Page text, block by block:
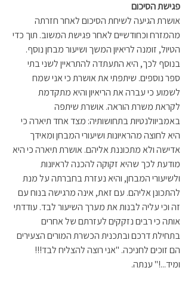
פגישת הסיכום
אושרת הגיעה לשיחת הסיכום לאחר חזרתה
מהמזרח וכחודשיים לאחר פגישת המשוב. תוך כדי
הטיול, זומנה לריאיון המשך ושיעור מבחן נוסף.
בנוסף לכך, היא התעתדה להתראיין לשני בתי
ספר נוספים. שיתפתי את אושרת כי אני שמח
לשמוע כי עברה את הריאיון והיא מתקדמת
לקראת משרת הוראה. אושרת שיתפה
באמביוולנטיות בתחושותיה: מצד אחד תיארה כי
היא לחוצה מהראיונות ושיעורי המבחן ומאידך
אדישה ולא מתכוננת אליהם. אושרת תיארה כי היא
מודעת לכך שהיא זקוקה להכנה לראיונות
ולשיעורי המבחן, והיא נעזרת בחברתה על מנת
להתכונן אליהם. עם זאת, אינה מרגישה בנוח עם
זה וכי עליה לבנות את מערך השיעור לבד. עודדתי
אותה כי רבים נזקקים לעזרתם של אחרים
בתחילת דרכם ובתכנית הכשרת המורים הצעירים
הם זוכים לחניכה. "אני רוצה להצליח לבד!!!
ומיד...!" ענתה.